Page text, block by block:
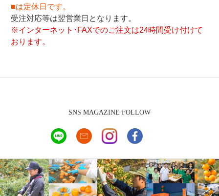
■は定休日です。
受注対応等は翌営業日となります。
※インターネット･FAXでのご注文は24時間受け付けて
おります。
SNS MAGAZINE FOLLOW